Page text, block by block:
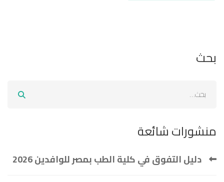
بحث
منشورات شائعة
دليل التفوق في كلية الطب بمصر للوافدين 2026